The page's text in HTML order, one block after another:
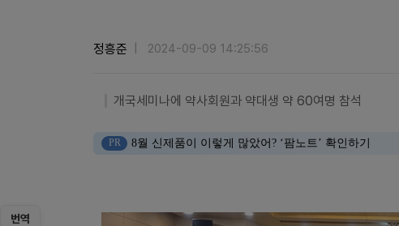
번역
정흥준 2024-09-09 14:25:56
개국세미나에 약사회원과 약대생 약 60여명 참석
PR 8월 신제품이 이렇게 많았어? ‘팜노트’ 확인하기